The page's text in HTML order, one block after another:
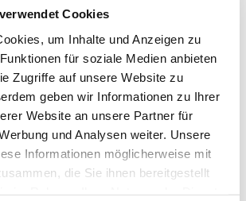
Cookies
um Inhalte und Anzeigen zu
für soziale Medien anbieten
Zugriffe auf unsere Website zu
geben wir Informationen zu Ihrer
Website an unsere Partner für
und Analysen weiter. Unsere
Informationen möglicherweise mit
die Sie ihnen bereitgestellt
Stellenbörse
DKV